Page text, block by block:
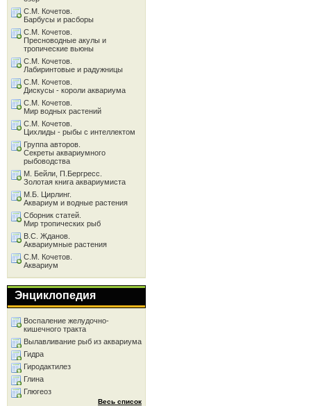
С.М. Кочетов.
Барбусы и расборы
С.М. Кочетов.
Пресноводные акулы и
тропические вьюны
С.М. Кочетов.
Лабиринтовые и радужницы
С.М. Кочетов.
Дискусы - короли аквариума
С.М. Кочетов.
Мир водных растений
С.М. Кочетов.
Цихлиды - рыбы с интеллектом
Группа авторов.
Секреты аквариумного
рыбоводства
М. Бейли, П.Бергресс.
Золотая книга аквариумиста
М.Б. Цирлинг.
Аквариум и водные растения
Сборник статей.
Мир тропических рыб
В.С. Жданов.
Аквариумные растения
С.М. Кочетов.
Аквариум
Энциклопедия
Воспаление желудочно-
кишечного тракта
Вылавливание рыб из аквариума
Гидра
Гиродактилез
Глина
Глюгеоз
Весь список